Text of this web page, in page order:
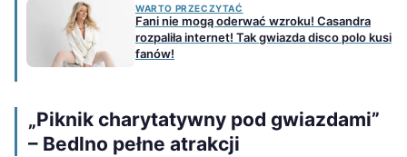
WARTO PRZECZYTAĆ
Fani nie mogą oderwać wzroku! Casandra
rozpaliła internet! Tak gwiazda disco polo kusi
fanów!
„Piknik charytatywny pod gwiazdami”
– Bedlno pełne atrakcji